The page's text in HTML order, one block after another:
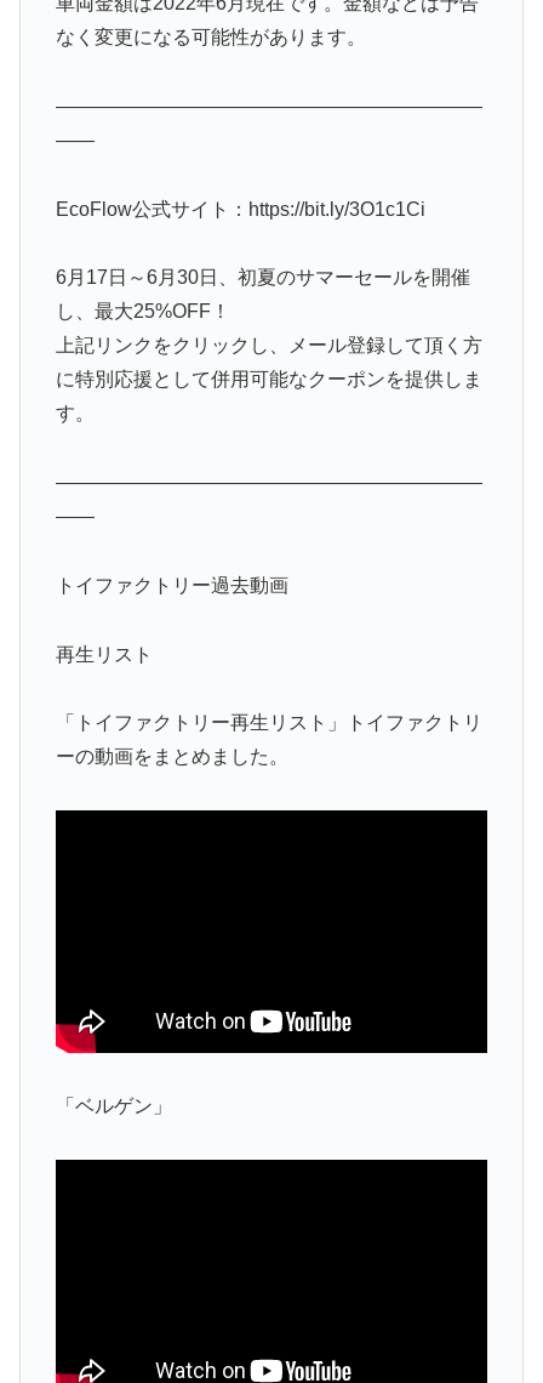
なく変更になる可能性があります。
——————————————————————
——
EcoFlow公式サイト：https://bit.ly/3O1c1Ci
6月17日～6月30日、初夏のサマーセールを開催
し、最大25%OFF！
上記リンクをクリックし、メール登録して頂く方
に特別応援として併用可能なクーポンを提供しま
す。
——————————————————————
——
トイファクトリー過去動画
再生リスト
「トイファクトリー再生リスト」トイファクトリ
ーの動画をまとめました。
「ベルゲン」